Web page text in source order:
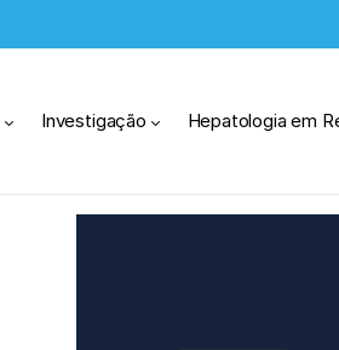
Investigação Hepatologia em